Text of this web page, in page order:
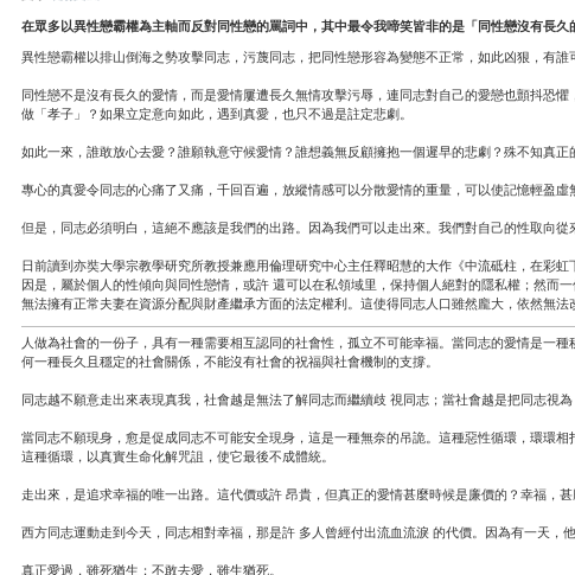
在眾多以異性戀霸權為主軸而反對同性戀的罵詞中，其中最令我啼笑皆非的是「同性戀沒有長久
異性戀霸權以排山倒海之勢攻擊同志，污蔑同志，把同性戀形容為變態不正常，如此凶狠，有
同性戀不是沒有長久的愛情，而是愛情屢遭長久無情攻擊污辱，連同志對自己的愛戀也顫抖恐
做「孝子」？如果立定意向如此，遇到真愛，也只不過是註定悲劇。
如此一來，誰敢放心去愛？誰願執意守候愛情？誰想義無反顧擁抱一個遲早的悲劇？殊不知真
專心的真愛令同志的心痛了又痛，千回百遍，放縱情感可以分散愛情的重量，可以使記憶輕盈
但是，同志必須明白，這絕不應該是我們的出路。因為我們可以走出來。我們對自己的性取向從
日前讀到亦奘大學宗教學研究所教授兼應用倫理研究中心主任釋昭慧的大作《中流砥柱，在彩
因是，屬於個人的性傾向與同性戀情，或許 還可以在私領域里，保持個人絕對的隱私權；然
無法擁有正常夫妻在資源分配與財產繼承方面的法定權利。這使得同志人口雖然龐大，依然無法
人做為社會的一份子，具有一種需要相互認同的社會性，孤立不可能幸福。當同志的愛情是一
何一種長久且穩定的社會關係，不能沒有社會的祝福與社會機制的支撐。
同志越不願意走出來表現真我，社會越是無法了解同志而繼續歧 視同志；當社會越是把同志視
當同志不願現身，愈是促成同志不可能安全現身，這是一種無奈的吊詭。這種惡性循環，環環
這種循環，以真實生命化解咒詛，使它最後不成體統。
走出來，是追求幸福的唯一出路。這代價或許 昂貴，但真正的愛情甚麼時候是廉價的？幸福，甚
西方同志運動走到今天，同志相對幸福，那是許 多人曾經付出流血流淚 的代價。因為有一天，
真正愛過，雖死猶生；不敢去愛，雖生猶死。